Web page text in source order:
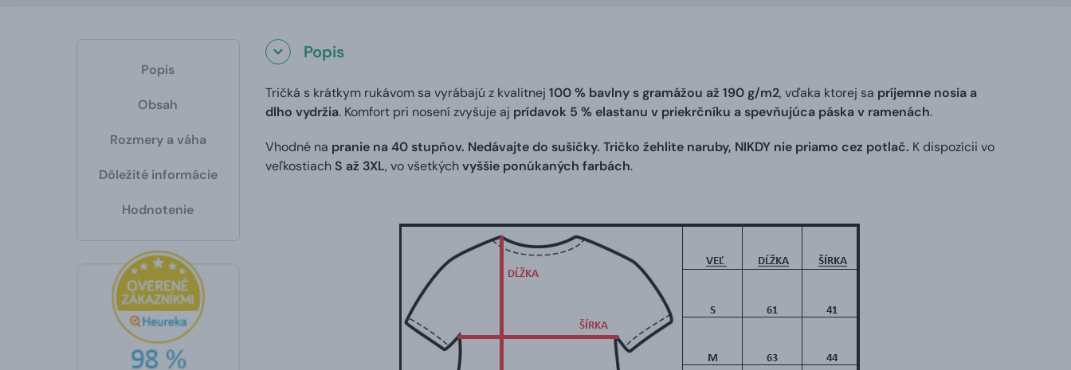
Popis
Obsah
Rozmery a váha
Dôležité informácie
Hodnotenie
Popis
Tričká s krátkym rukávom sa vyrábajú z kvalitnej 100 % bavlny s gramážou až 190 g/m2, vďaka ktorej sa príjemne nosia a
dlho vydržia. Komfort pri nosení zvyšuje aj prídavok 5 % elastanu v priekrčníku a spevňujúca páska v ramenách.
Vhodné na pranie na 40 stupňov. Nedávajte do sušičky. Tričko žehlite naruby, NIKDY nie priamo cez potlač. K dispozícii vo
veľkostiach S až 3XL, vo všetkýchvyššie ponúkaných farbách.